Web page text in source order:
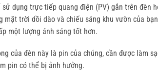
dụng trực tiếp quang điện (PV) gắn trên đèn
mặt trời dồi dào và chiếu sáng khu vườn của
một lượng ánh sáng tốt hơn.
của đèn này là pin của chúng, cần được làm
pin có thể bị ảnh hưởng.